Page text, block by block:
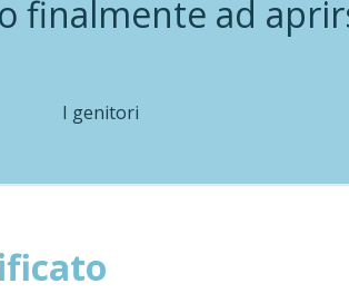
finalmente ad
I genitori